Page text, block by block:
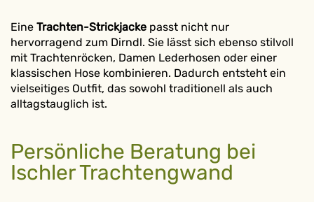
Eine Trachten-Strickjacke passt nicht nur
hervorragend zum Dirndl. Sie lässt sich ebenso stilvoll
mit Trachtenröcken, Damen Lederhosen oder einer
klassischen Hose kombinieren. Dadurch entsteht ein
vielseitiges Outfit, das sowohl traditionell als auch
alltagstauglich ist.
Persönliche Beratung bei
Ischler Trachtengwand